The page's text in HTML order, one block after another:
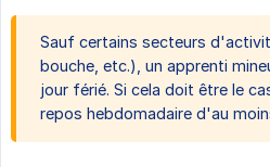
Sauf certains secteurs
bouche, etc.), un apprenti
jour férié. Si cela doit être le
repos hebdomadaire d'au